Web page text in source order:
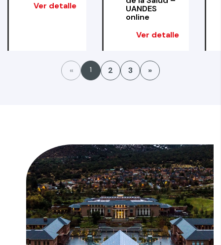
Ver detalle
UANDES
online
Ver detalle
« 1 2 3 »